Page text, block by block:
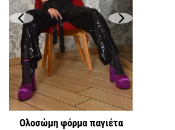
Ολοσώμη φόρμα παγιέτα